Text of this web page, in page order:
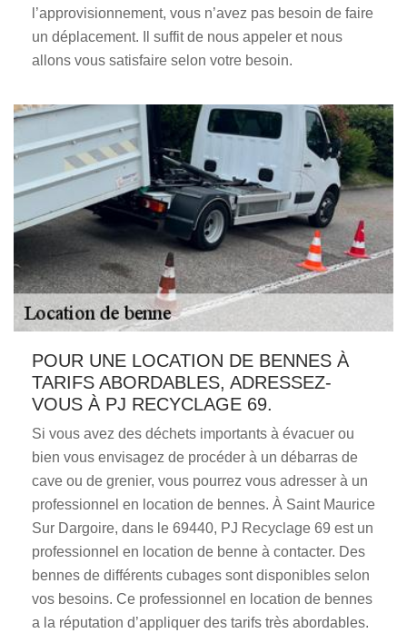
l’approvisionnement, vous n’avez pas besoin de faire
un déplacement. Il suffit de nous appeler et nous
allons vous satisfaire selon votre besoin.
POUR UNE LOCATION DE BENNES À
TARIFS ABORDABLES, ADRESSEZ-
VOUS À PJ RECYCLAGE 69.
Si vous avez des déchets importants à évacuer ou
bien vous envisagez de procéder à un débarras de
cave ou de grenier, vous pourrez vous adresser à un
professionnel en location de bennes. À Saint Maurice
Sur Dargoire, dans le 69440, PJ Recyclage 69 est un
professionnel en location de benne à contacter. Des
bennes de différents cubages sont disponibles selon
vos besoins. Ce professionnel en location de bennes
a la réputation d’appliquer des tarifs très abordables.